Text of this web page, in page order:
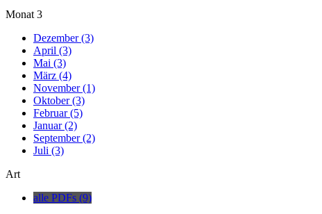
Monat 3
Dezember (3)
April (3)
Mai (3)
März (4)
November (1)
Oktober (3)
Februar (5)
Januar (2)
September (2)
Juli (3)
Art
alle PDFs (9)